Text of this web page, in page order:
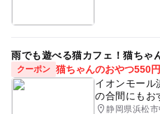
GW(ゴールデンウィーク)
ゴールデンウィーク子供イベ
ゴールデンウィークマルシェ
ゴールデンウィークフードフ
雨でも遊べる猫カフェ！猫ち
クーポン 猫ちゃんのおやつ550
イオンモー
の合間にも
静岡県浜松市